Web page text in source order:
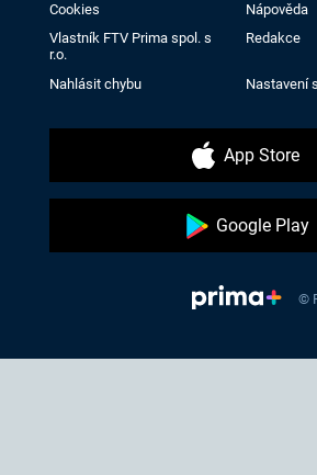
Cookies
Nápověda
Vlastník FTV Prima spol. s
r.o.
Redakce
Nahlásit chybu Nastavení
App Store
Google Play
©